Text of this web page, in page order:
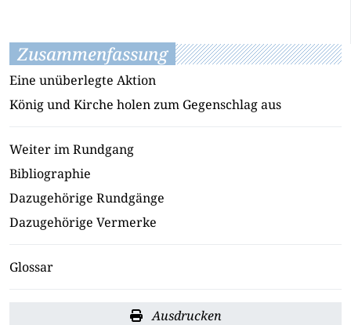
Zusammenfassung
Eine unüberlegte Aktion
König und Kirche holen zum Gegenschlag aus
Weiter im Rundgang
Bibliographie
Dazugehörige Rundgänge
Dazugehörige Vermerke
Glossar
Ausdrucken